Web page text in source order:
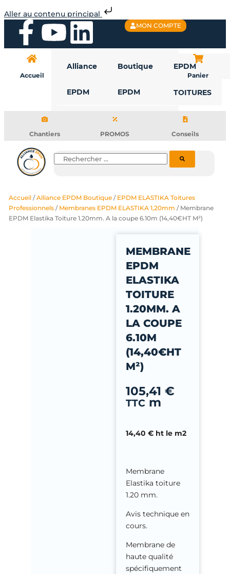
Aller au contenu principal
au
contenuF
a
c
b
o
o
k
Y
o
u
u
b
L
i
n
d
n
MON COMPTE
Accueil
Alliance
EPDM
Boutique
EPDM
EPDM
TOITURES
Panier
Chantiers PROMOS Conseils
Rechercher
Accueil/Alliance EPDM Boutique/ EPDM ELASTIKA Toitures
Professionnels/ Membranes EPDM ELASTIKA 1,20mm / Membrane
EPDM Elastika Toiture 1.20mm. A la coupe 6.10m (14,40€HT M²)
MEMBRANE
EPDM
ELASTIKA
TOITURE
1.20MM. A
LA COUPE
6.10M
(14,40€HT
M²)
105,41 €
TTCm
14,40 € ht le m2
Membrane
Elastika toiture
1.20 mm.
Avis technique en
cours.
Membrane de
haute qualité
spécifiquement